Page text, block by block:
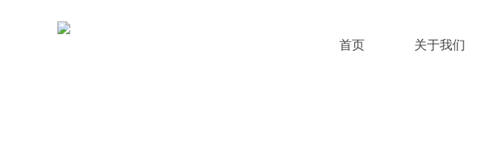
首页 关于我们